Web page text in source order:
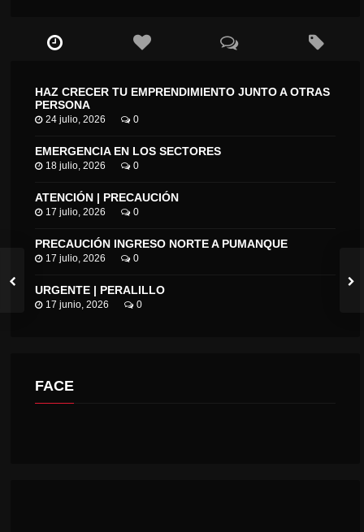
HAZ CRECER TU EMPRENDIMIENTO JUNTO A OTRAS
PERSONA
24 julio, 2026 0
EMERGENCIA EN LOS SECTORES
18 julio, 2026 0
ATENCIÓN | PRECAUCIÓN
17 julio, 2026 0
PRECAUCIÓN INGRESO NORTE A PUMANQUE
17 julio, 2026 0
URGENTE | PERALILLO
17 junio, 2026 0
FACE